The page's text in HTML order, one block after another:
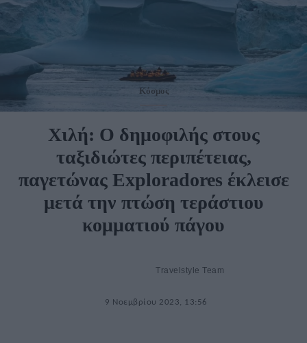
Κόσμος
Χιλή: Ο δημοφιλής στους
ταξιδιώτες περιπέτειας,
παγετώνας Exploradores έκλεισε
μετά την πτώση τεράστιου
κομματιού πάγου
Travelstyle Team
9 Νοεμβρίου 2023, 13:56